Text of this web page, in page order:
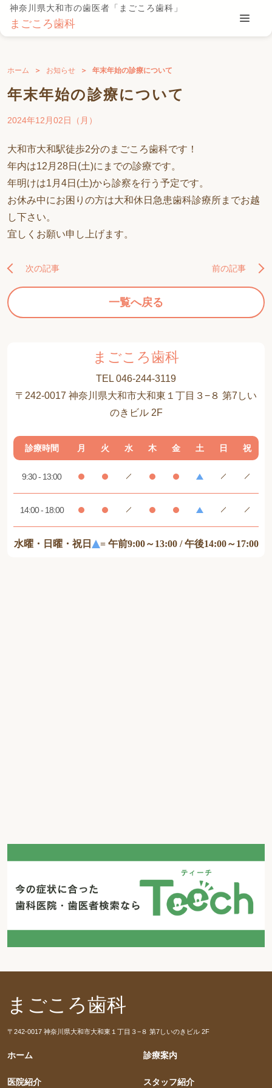
神奈川県大和市の歯医者「まごころ歯科」
まごころ歯科
ホーム お知らせ 年末年始の診療について
年末年始の診療について
2024年12月02日（月）
大和市大和駅徒歩2分のまごころ歯科です！
年内は12月28日(土)にまでの診療です。
年明けは1月4日(土)から診察を行う予定です。
お休み中にお困りの方は大和休日急患歯科診療所までお越
し下さい。
宜しくお願い申し上げます。
次の記事
一覧へ戻る
前の記事
まごころ歯科
TEL 046-244-3119
〒242-0017 神奈川県大和市大和東１丁目３−８ 第7しい
のきビル 2F
診療時間 月 火 水 木 金 土 日 祝
9:30 - 13:00
14:00 - 18:00
水曜・日曜・祝日 = 午前9:00～13:00 / 午後14:00～17:00
まごころ歯科
〒242-0017 神奈川県大和市大和東１丁目３−８ 第7しいのきビル 2F
ホーム
医院紹介
診療案内
スタッフ紹介